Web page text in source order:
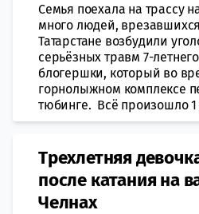
Семья поехала на трассу
много людей,
Татарстане возбудили
серьёзных травм 7-
блогершки, который во
горнолыжном комплексе
тюбинге. Всё произошло 1
Трехлетняя
после катания на
Челнах